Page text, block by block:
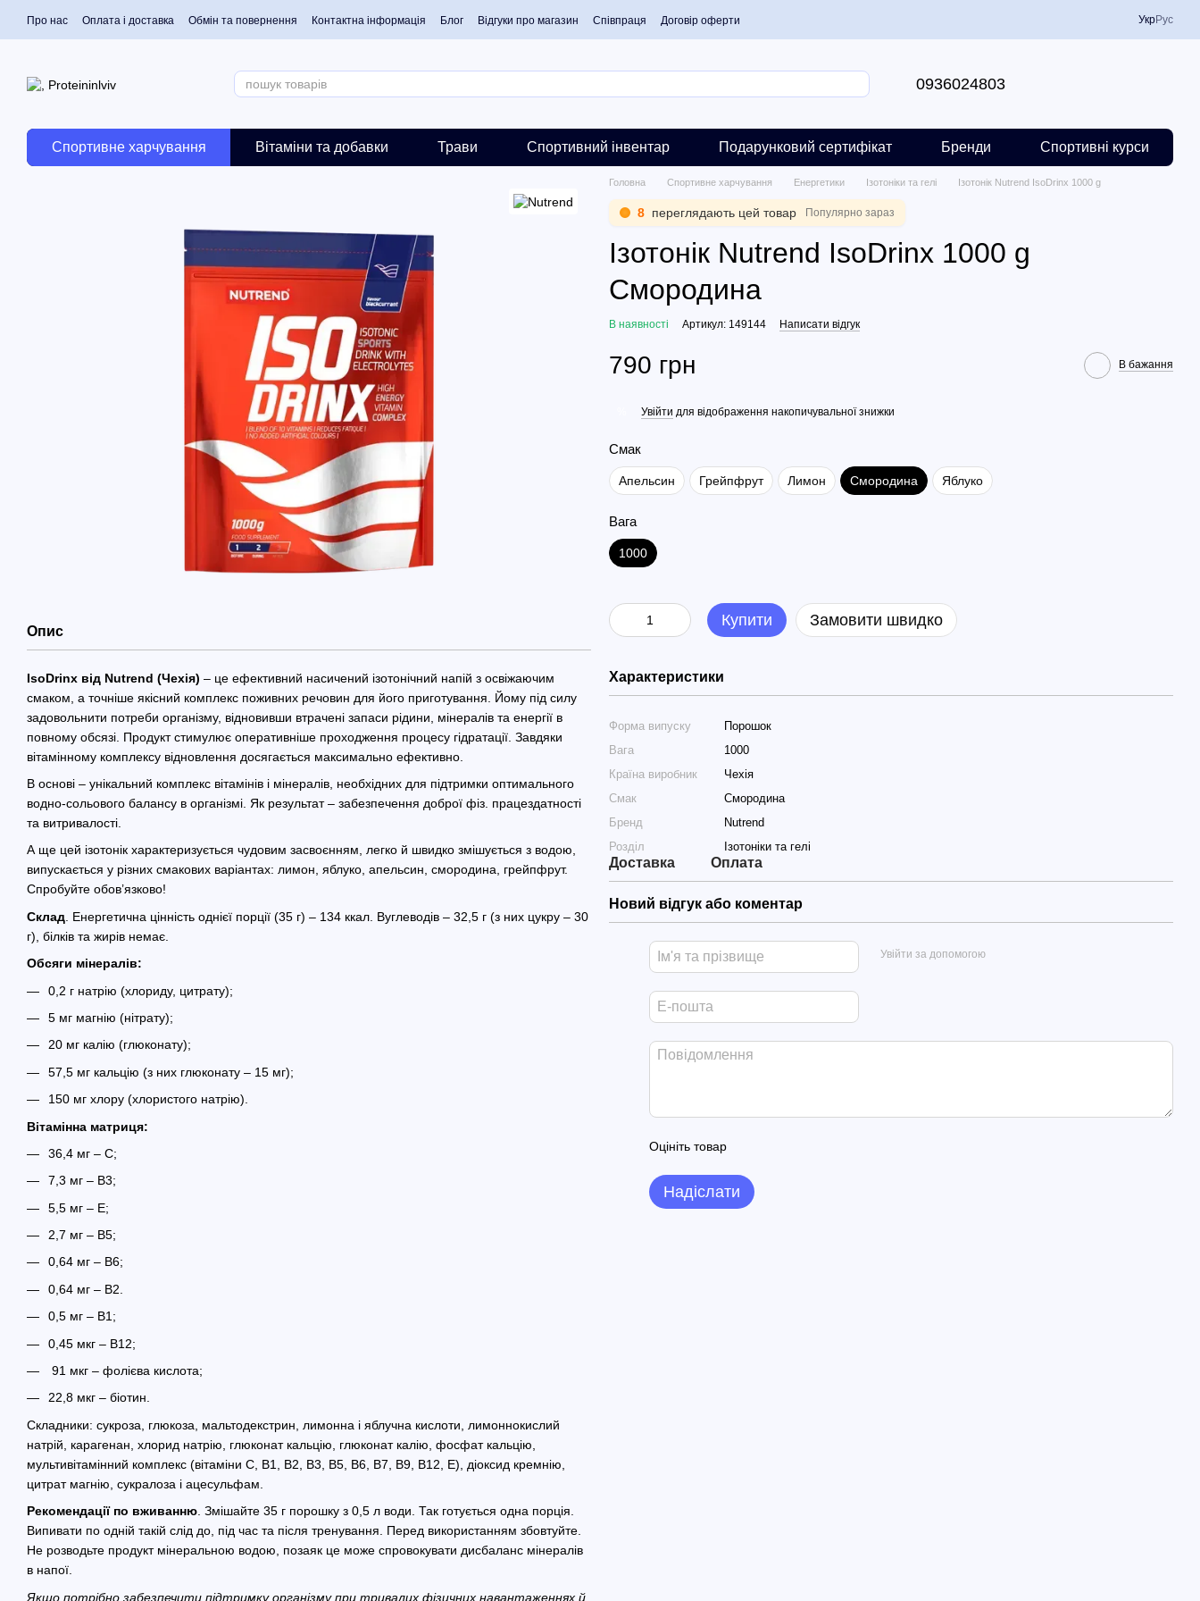
Перейти до основного контенту
Про нас Оплата і доставка Обмін та повернення Контактна інформація Блог Відгуки про магазин Співпраця Договір оферти УкрРус
0936024803
Спортивне харчування Вітаміни та добавки Трави Спортивний інвентар Подарунковий сертифікат Бренди Спортивні курси
Опис
IsoDrinx від Nutrend (Чехія) – це ефективний насичений ізотонічний напій з освіжаючим
смаком, а точніше якісний комплекс поживних речовин для його приготування. Йому під силу
задовольнити потреби організму, відновивши втрачені запаси рідини, мінералів та енергії в
повному обсязі. Продукт стимулює оперативніше проходження процесу гідратації. Завдяки
вітамінному комплексу відновлення досягається максимально ефективно.
В основі – унікальний комплекс вітамінів і мінералів, необхідних для підтримки оптимального
водно-сольового балансу в організмі. Як результат – забезпечення доброї фіз. працездатності
та витривалості.
А ще цей ізотонік характеризується чудовим засвоєнням, легко й швидко змішується з водою,
випускається у різних смакових варіантах: лимон, яблуко, апельсин, смородина, грейпфрут.
Спробуйте обов’язково!
Склад . Енергетична цінність однієї порції (35 г) – 134 ккал. Вуглеводів – 32,5 г (з них цукру – 30
г), білків та жирів немає.
Обсяги мінералів:
0,2 г натрію (хлориду, цитрату);
5 мг магнію (нітрату);
20 мг калію (глюконату);
57,5 мг кальцію (з них глюконату – 15 мг);
150 мг хлору (хлористого натрію).
Вітамінна матриця:
36,4 мг – С;
7,3 мг – В3;
5,5 мг – Е;
2,7 мг – В5;
0,64 мг – В6;
0,64 мг – В2.
0,5 мг – В1;
0,45 мкг – В12;
91 мкг – фолієва кислота;
22,8 мкг – біотин.
Складники: сукроза, глюкоза, мальтодекстрин, лимонна і яблучна кислоти, лимоннокислий
натрій, карагенан, хлорид натрію, глюконат кальцію, глюконат калію, фосфат кальцію,
мультивітамінний комплекс (вітаміни C, В1, В2, B3, B5, B6, В7, В9, B12, E), діоксид кремнію,
цитрат магнію, сукралоза і ацесульфам.
Рекомендації по вживанню . Змішайте 35 г порошку з 0,5 л води. Так готується одна порція.
Випивати по одній такій слід до, під час та після тренування. Перед використанням збовтуйте.
Не розводьте продукт мінеральною водою, позаяк це може спровокувати дисбаланс мінералів
в напої.
Якщо потрібно забезпечити підтримку організму при тривалих фізичних навантаженнях й
Головна Спортивне харчування Енергетики Ізотоніки та гелі Ізотонік Nutrend IsoDrinx 1000 g
8 переглядають цей товар Популярно зараз
Ізотонік Nutrend IsoDrinx 1000 g
Смородина
В наявності Артикул: 149144 Написати відгук
790 грн В бажання
Увійти для відображення накопичувальної знижки
Смак
Апельсин Грейпфрут Лимон Смородина Яблуко
Вага
1000
Купити Замовити швидко
Характеристики
Форма випуску
Порошок
Вага
1000
Країна виробник
Чехія
Смак
Смородина
Бренд
Nutrend
Розділ
Ізотоніки та гелі
Доставка Оплата
Новий відгук або коментар
Увійти за допомогою
Оцініть товар
Надіслати